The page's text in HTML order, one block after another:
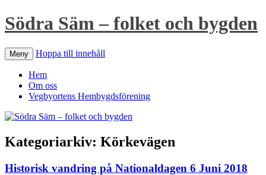
Södra Säm – folket och bygden
Meny Hoppa till innehåll
Hem
Om oss
Vegbyortens Hembygdsförening
Kategoriarkiv: Körkevägen
Historisk vandring på Nationaldagen 6 Juni 2018